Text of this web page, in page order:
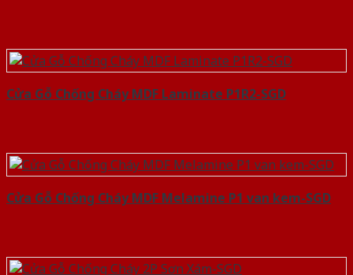
Cửa Gỗ Chống Cháy MDF Laminate P1R2-SGD
Cửa Gỗ Chống Cháy MDF Melamine P1 van kem-SGD